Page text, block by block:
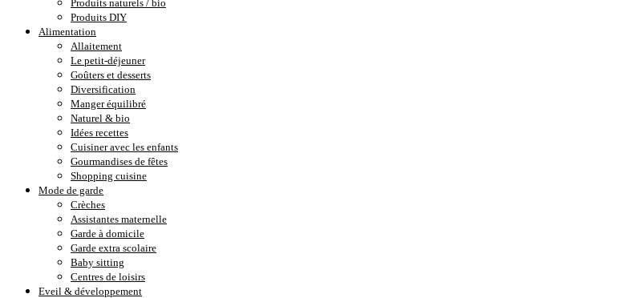
Produits naturels / bio
Produits DIY
Alimentation
Allaitement
Le petit-déjeuner
Goûters et desserts
Diversification
Manger équilibré
Naturel & bio
Idées recettes
Cuisiner avec les enfants
Gourmandises de fêtes
Shopping cuisine
Mode de garde
Crèches
Assistantes maternelle
Garde à domicile
Garde extra scolaire
Baby sitting
Centres de loisirs
Eveil & développement